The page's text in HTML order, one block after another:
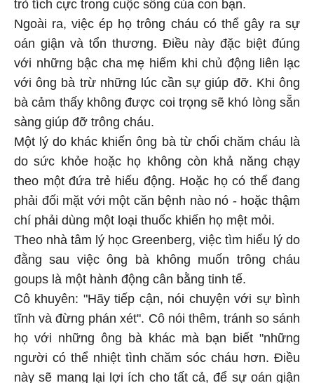
Ngoài ra, việc ép họ trông cháu có thể gây ra sự
oán giận và tổn thương. Điều này đặc biệt đúng
với những bậc cha mẹ hiếm khi chủ động liên lạc
với ông bà trừ những lúc cần sự giúp đỡ. Khi ông
bà cảm thấy không được coi trọng sẽ khó lòng sẵn
sàng giúp đỡ trông cháu.
Một lý do khác khiến ông bà từ chối chăm cháu là
do sức khỏe hoặc họ không còn khả năng chạy
theo một đứa trẻ hiếu động. Hoặc họ có thể đang
phải đối mặt với một căn bệnh nào nó - hoặc thậm
chí phải dùng một loại thuốc khiến họ mệt mỏi.
Theo nhà tâm lý học Greenberg, việc tìm hiểu lý do
đằng sau việc ông bà không muốn trông cháu
goups là một hành động cân bằng tinh tế.
Cô khuyên: "Hãy tiếp cận, nói chuyện với sự bình
tĩnh và đừng phán xét". Cô nói thêm, tránh so sánh
họ với những ông bà khác mà bạn biết "những
người có thể nhiệt tình chăm sóc cháu hơn. Điều
này sẽ mang lại lợi ích cho tất cả, để sự oán giận